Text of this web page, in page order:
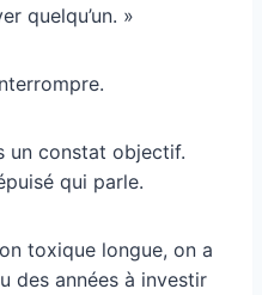
quelqu’un. »
un constat objectif.
qui parle.
toxique longue, on a
des années à investir